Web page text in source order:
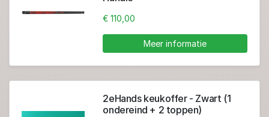
€ 110,00
Meer informatie
2eHands keukoffer - Zwart (1
ondereind + 2 toppen)